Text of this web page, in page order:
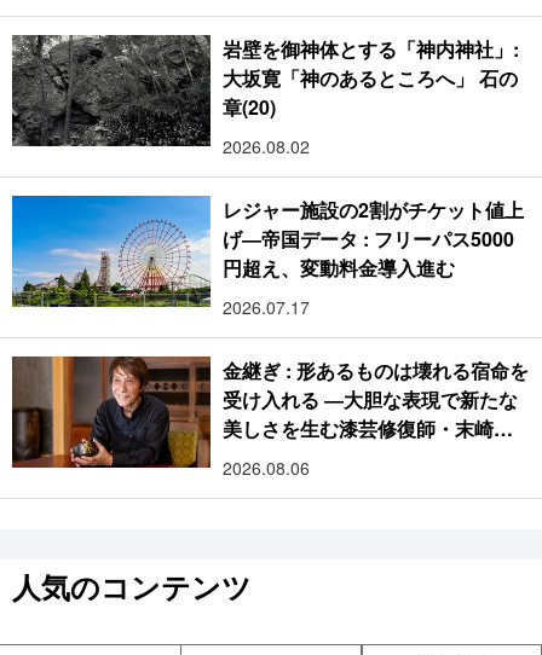
岩壁を御神体とする「神内神社」:
大坂寛「神のあるところへ」 石の
章(20)
2026.08.02
レジャー施設の2割がチケット値上
げ―帝国データ : フリーパス5000
円超え、変動料金導入進む
2026.07.17
金継ぎ : 形あるものは壊れる宿命を
受け入れる ―大胆な表現で新たな
美しさを生む漆芸修復師・末崎広
樹
2026.08.06
人気のコンテンツ